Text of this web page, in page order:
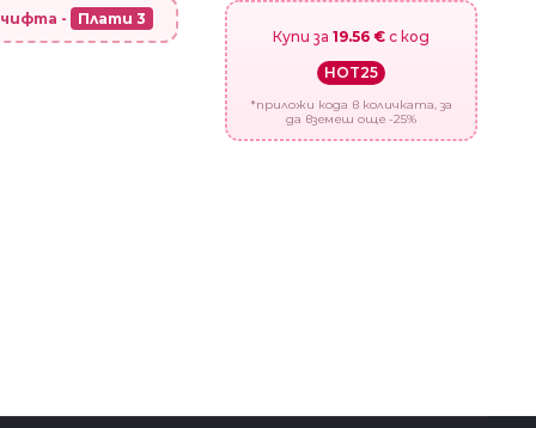
- Плати 3
Купи за19.56 € с код
HOT25
*приложи кода в количката, за
да вземеш още -25%